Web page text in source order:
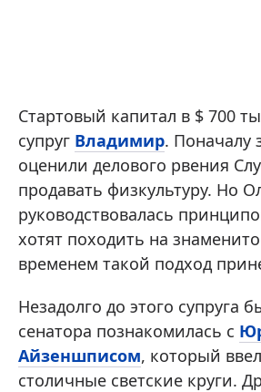
Стартовый капитал в $ 700
супруг Владимир. Поначалу
оценили делового рвения
продавать физкультуру. Но
руководствовалась
хотят походить на
временем такой подход
Незадолго до этого супруга
сенатора познакомилась с
Айзеншписом, который
столичные светские круги.